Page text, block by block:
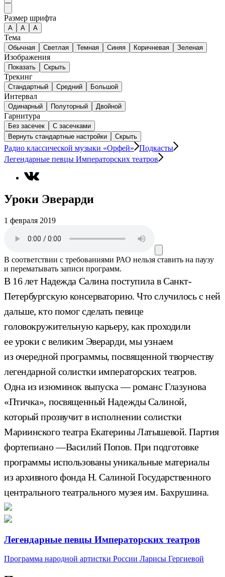
Размер шрифта
А A A
Тема
Обычная Светлая Темная Синяя Коричневая Зеленая
Изображения
Показать Скрыть
Трекинг
Стандартный Средний Большой
Интервал
Одинарный Полуторный Двойной
Гарнитура
Без засечек
С засечками
Вернуть стандартные настройки
Скрыть
Радио классической музыки «Орфей»
Подкасты
Легендарные певцы Императорских театров
Уроки Эверарди
1 февраля 2019
В соответствии с требованиями РАО нельзя ставить на паузу
и перематывать записи программ.
В 16 лет Надежда Салина поступила в Санкт-
Петербургскую консерваторию. Что случилось с ней
дальше, кто помог сделать певице
головокружительную карьеру, как проходили
ее уроки с великим Эверарди, мы узнаем
из очередной программы, посвященной творчеству
легендарной солистки императорских театров.
Одна из изюминок выпуска — романс Глазунова
«Птичка», посвященный Надежды Салиной,
который прозвучит в исполнении солистки
Мариинского театра Екатерины Латышевой. Партия
фортепиано —Василий Попов. При подготовке
программы использованы уникальные материалы
из архивного фонда Н. Салиной Государственного
центрального театрального музея им. Бахрушина.
Легендарные певцы Императорских театров
Программа народной артистки России Ларисы Гергиевой